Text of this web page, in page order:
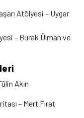
Atölyesi – Uygar
– Burak Ülman ve
Akın
– Mert Fırat